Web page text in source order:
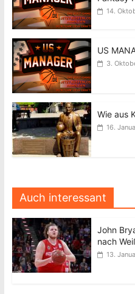
14.
US
3.
Wie aus
16.
Auch interessant
John
nach
13.